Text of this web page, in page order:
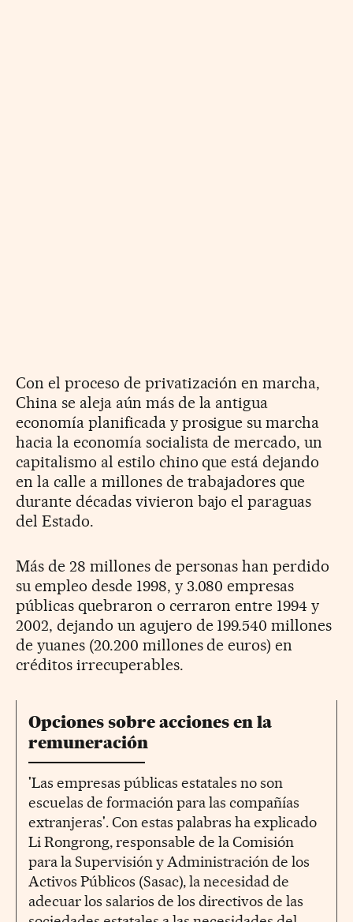
Con el proceso de privatización en marcha,
China se aleja aún más de la antigua
economía planificada y prosigue su marcha
hacia la economía socialista de mercado, un
capitalismo al estilo chino que está dejando
en la calle a millones de trabajadores que
durante décadas vivieron bajo el paraguas
del Estado.
Más de 28 millones de personas han perdido
su empleo desde 1998, y 3.080 empresas
públicas quebraron o cerraron entre 1994 y
2002, dejando un agujero de 199.540 millones
de yuanes (20.200 millones de euros) en
créditos irrecuperables.
Opciones sobre acciones en la
remuneración
'Las empresas públicas estatales no son
escuelas de formación para las compañías
extranjeras'. Con estas palabras ha explicado
Li Rongrong, responsable de la Comisión
para la Supervisión y Administración de los
Activos Públicos (Sasac), la necesidad de
adecuar los salarios de los directivos de las